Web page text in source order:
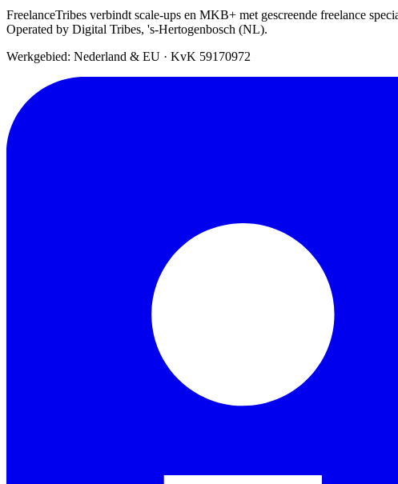
FreelanceTribes verbindt scale-ups en MKB+ met gescreende freelance
Operated by Digital Tribes, 's-Hertogenbosch (NL).
Werkgebied: Nederland & EU · KvK 59170972